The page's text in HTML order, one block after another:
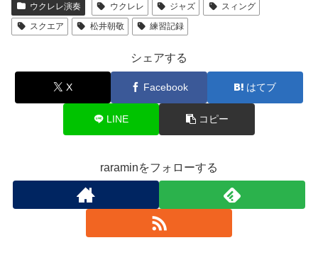
ウクレレ演奏 ウクレレ ジャズ
スィング
スクエア
松井朝敬 練習記録
シェアする
X Facebook はてブ
LINE コピー
raraminをフォローする